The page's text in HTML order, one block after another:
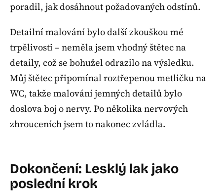
poradil, jak dosáhnout požadovaných odstínů.
Detailní malování bylo další zkouškou mé
trpělivosti – neměla jsem vhodný štětec na
detaily, což se bohužel odrazilo na výsledku.
Můj štětec připomínal roztřepenou metličku na
WC, takže malování jemných detailů bylo
doslova boj o nervy. Po několika nervových
zhrouceních jsem to nakonec zvládla.
Dokončení: Lesklý lak jako
poslední krok